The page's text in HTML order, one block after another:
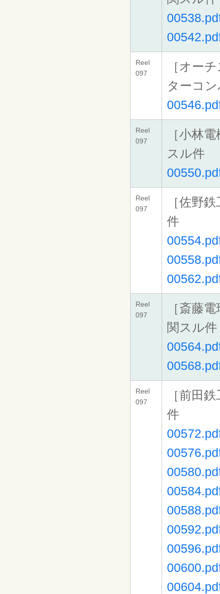
Reel
097
［オー
ターコ
Reel
097
［小林
スル件
Reel
097
［佐野
件
Reel
097
［斎藤
関スル件
Reel
097
［前田
件